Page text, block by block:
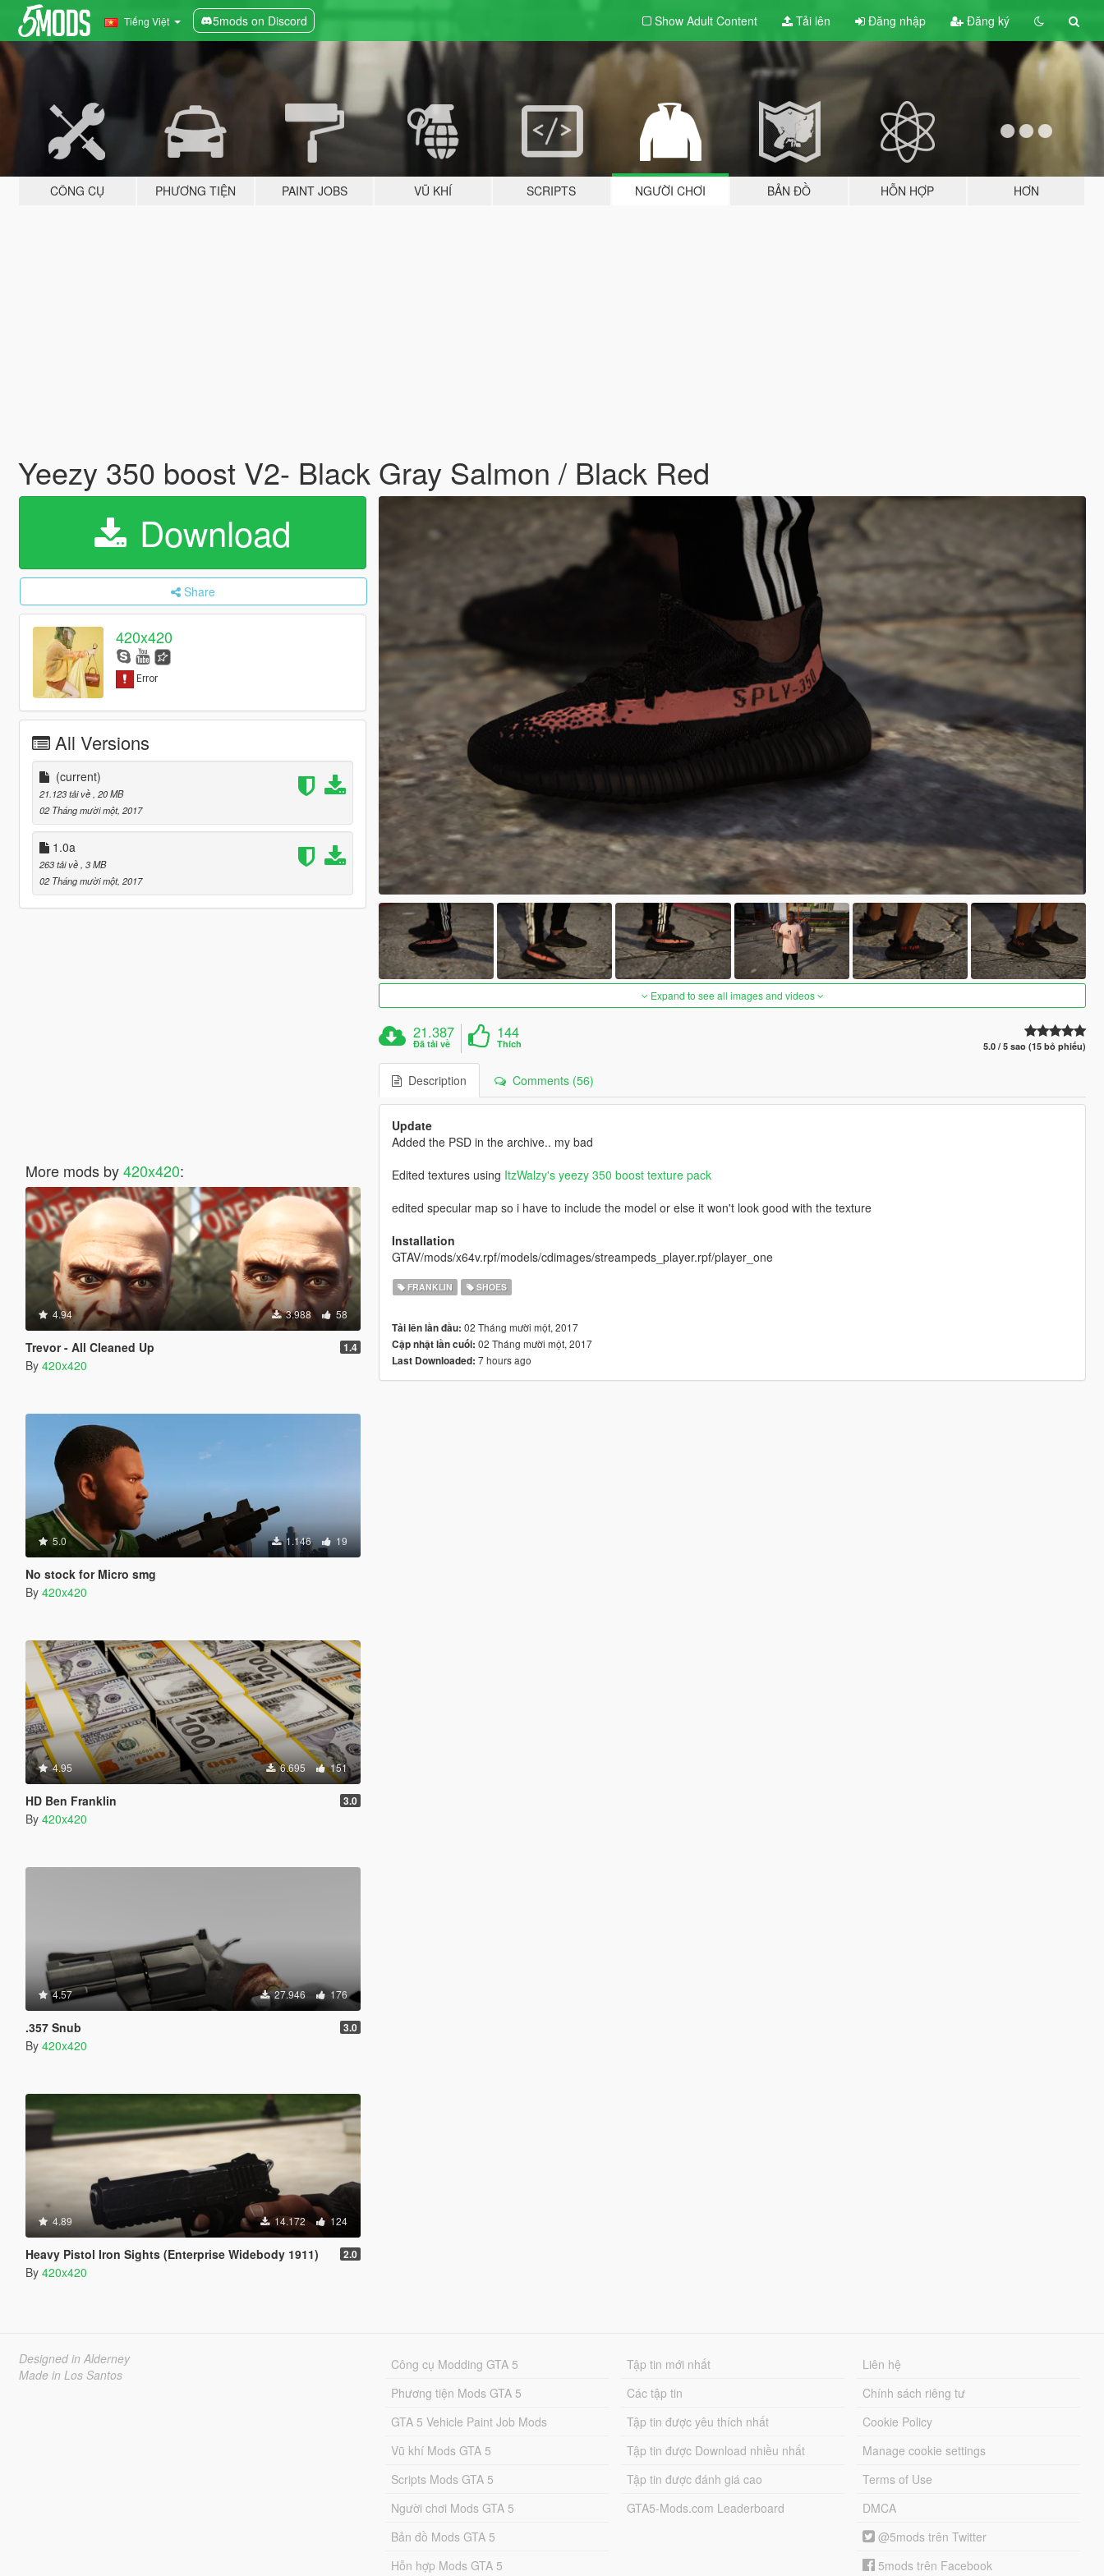
Tiếng Việt 5mods on Discord Show Adult Content Tải lên Đăng nhập Đăng ký
CÔNG CỤ PHƯƠNG TIỆN PAINT JOBS VŨ KHÍ SCRIPTS NGƯỜI CHƠI BẢN ĐỒ HỖN HỢP HƠN
Yeezy 350 boost V2- Black Gray Salmon / Black Red
Download
Share
420x420
All Versions
(current)
21.123 tải về , 20 MB
02 Tháng mười một, 2017
1.0a
263 tải về , 3 MB
02 Tháng mười một, 2017
More mods by420x420:
4.94 3.988 58
Trevor - All Cleaned Up 1.4
By 420x420
5.0 1.146 19
No stock for Micro smg
By 420x420
4.95 6.695 151
HD Ben Franklin 3.0
By 420x420
4.57 27.946 176
.357 Snub 3.0
By 420x420
4.89 14.172 124
Heavy Pistol Iron Sights (Enterprise Widebody 1911) 2.0
By 420x420
Expand to see all images and videos
21.387
Đã tải về
144
Thích 5.0 / 5 sao (15 bỏ phiếu)
Description Comments (56)
Update
Added the PSD in the archive.. my bad
Edited textures using ItzWalzy's yeezy 350 boost texture pack
edited specular map so i have to include the model or else it won't look good with the texture
Installation
GTAV/mods/x64v.rpf/models/cdimages/streampeds_player.rpf/player_one
FRANKLIN SHOES
Tải lên lần đầu: 02 Tháng mười một, 2017
Cập nhật lần cuối: 02 Tháng mười một, 2017
Last Downloaded: 7 hours ago
Designed in Alderney
Made in Los Santos
Công cụ Modding GTA 5
Phương tiện Mods GTA 5
GTA 5 Vehicle Paint Job Mods
Vũ khí Mods GTA 5
Scripts Mods GTA 5
Người chơi Mods GTA 5
Bản đồ Mods GTA 5
Hỗn hợp Mods GTA 5
Tập tin mới nhất
Các tập tin
Tập tin được yêu thích nhất
Tập tin được Download nhiều nhất
Tập tin được đánh giá cao
GTA5-Mods.com Leaderboard
Liên hệ
Chính sách riêng tư
Cookie Policy
Manage cookie settings
Terms of Use
DMCA
@5mods trên Twitter
5mods trên Facebook